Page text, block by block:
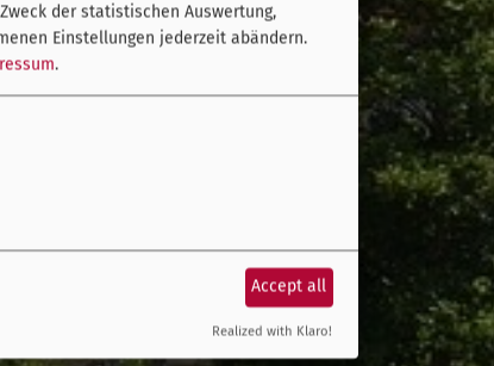
der statistischen Auswertung,
Einstellungen jederzeit abändern.
.
Accept all
Realized with Klaro!